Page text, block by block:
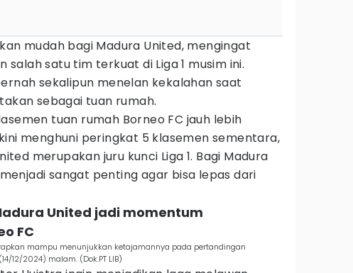
mudah bagi Madura United, mengingat
salah satu tim terkuat di Liga 1 musim ini.
sekalipun menelan kekalahan saat
sebagai tuan rumah.
tuan rumah Borneo FC jauh lebih
menghuni peringkat 5 klasemen sementara,
merupakan juru kunci Liga 1. Bagi Madura
sangat penting agar bisa lepas dari
United jadi momentum
FC
mampu menunjukkan ketajamannya pada pertandingan
12/2024) malam. (Dok.PT LIB)